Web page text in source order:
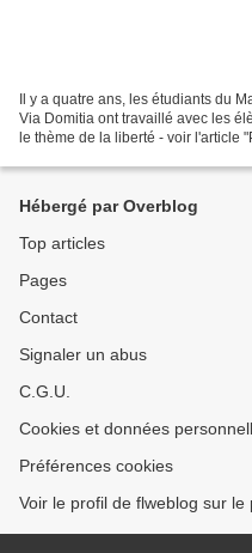
Il y a quatre ans, les étudiants du
Via Domitia ont travaillé avec les
le thème de la liberté - voir l'article
Hébergé par Overblog
Top articles
Pages
Contact
Signaler un abus
C.G.U.
Cookies et données
Préférences cookies
Voir le profil de flweblog sur le